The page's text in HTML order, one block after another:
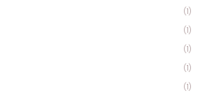
(1)
(1)
(1)
(1)
(1)